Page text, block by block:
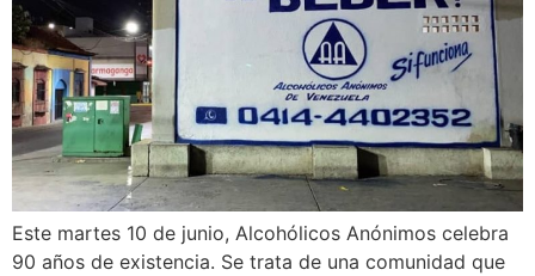
Este martes 10 de junio, Alcohólicos Anónimos celebra
90 años de existencia. Se trata de una comunidad que